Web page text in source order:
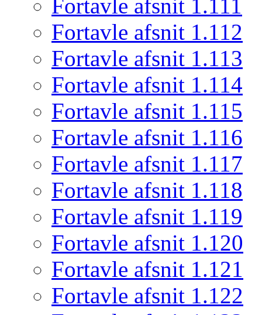
Fortavle afsnit 1.111
Fortavle afsnit 1.112
Fortavle afsnit 1.113
Fortavle afsnit 1.114
Fortavle afsnit 1.115
Fortavle afsnit 1.116
Fortavle afsnit 1.117
Fortavle afsnit 1.118
Fortavle afsnit 1.119
Fortavle afsnit 1.120
Fortavle afsnit 1.121
Fortavle afsnit 1.122